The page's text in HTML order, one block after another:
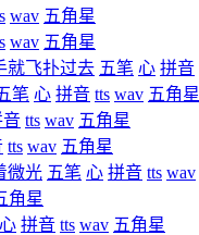
wav 五角星
wav 五角星
就飞扑过去 五笔 心 拼音
笔 心 拼音 tts wav 五角星
音 tts wav 五角星
tts wav 五角星
微光 五笔 心 拼音 tts wav
角星
心 拼音 tts wav 五角星